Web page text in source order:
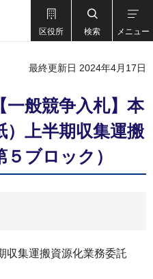
区役所 検索 メニュー
最終更新日 2024年4月17日
一般競争入札】本
）上半期収集運搬
５ブロック）
収集運搬資源化業務委託